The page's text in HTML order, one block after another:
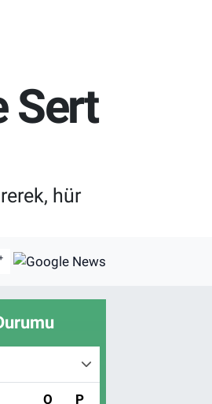
Sert
hür
O P